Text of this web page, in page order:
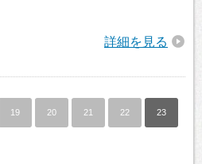
詳細を見る
19 20 21 22 23